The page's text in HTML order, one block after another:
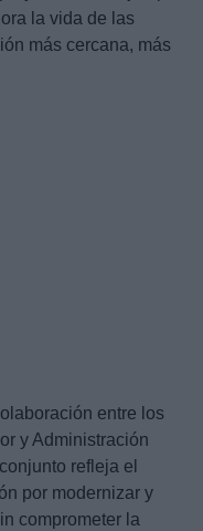
la vida de las
más cercana, más
entre los
y Administración
refleja el
por modernizar y
comprometer la